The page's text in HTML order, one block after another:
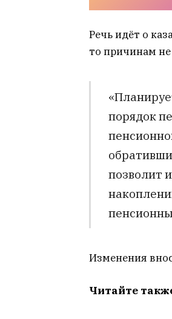
Речь идёт о
то причинам
порядок
позволит
Изменения
Читайте